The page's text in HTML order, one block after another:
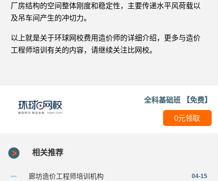
厂房结构的空间整体刚度和稳定性，主要传递水平风荷载以
及吊车间产生的冲切力。
以上就是关于环球网校费用造价师的详细介绍，更多与造价
工程师培训有关的内容，请继续关注比网校。
全科基础班 【免费】
0元领取
相关推荐
廊坊造价工程师培训机构 04-15